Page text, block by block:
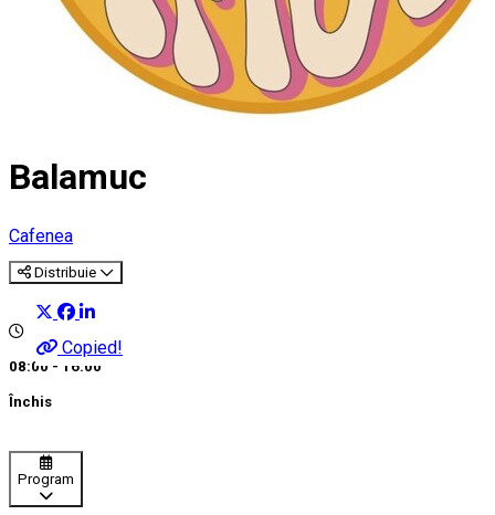
Balamuc
Cafenea
Distribuie
Copied!
08:00 - 16:00
Închis
Program